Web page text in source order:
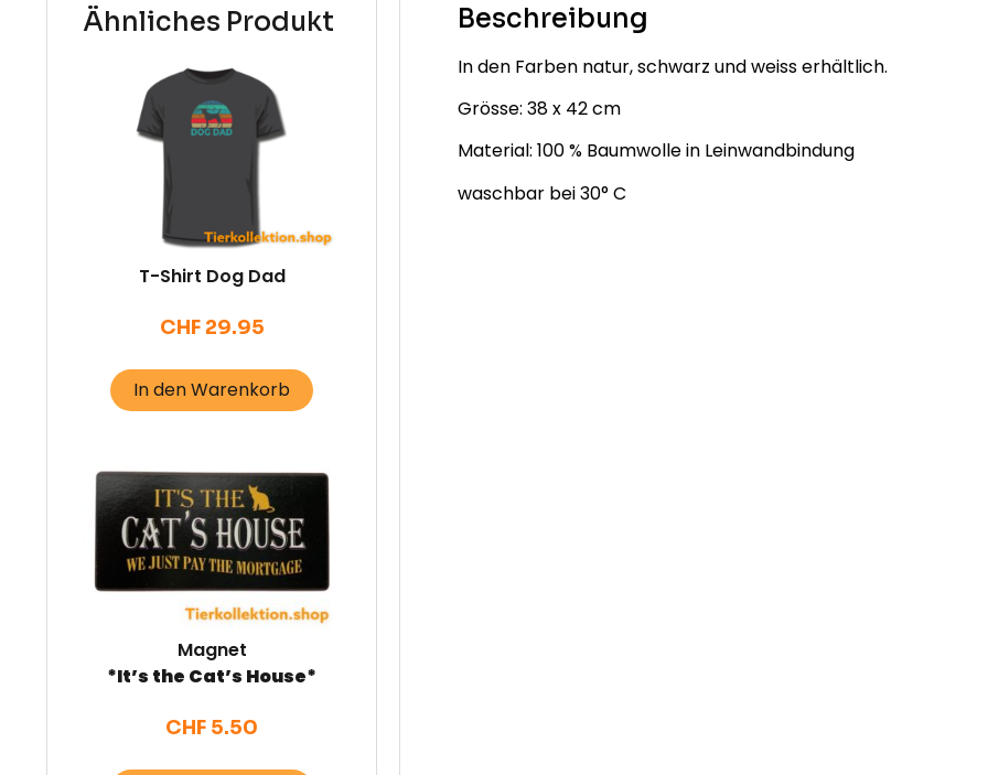
Ähnliches Produkt
T-Shirt Dog Dad
CHF29.95
In den Warenkorb
Magnet
*It’s the Cat’s House*
CHF 5.50
Beschreibung
In den Farben natur, schwarz und weiss erhältlich.
Grösse: 38 x 42 cm
Material: 100 % Baumwolle in Leinwandbindung
waschbar bei 30° C